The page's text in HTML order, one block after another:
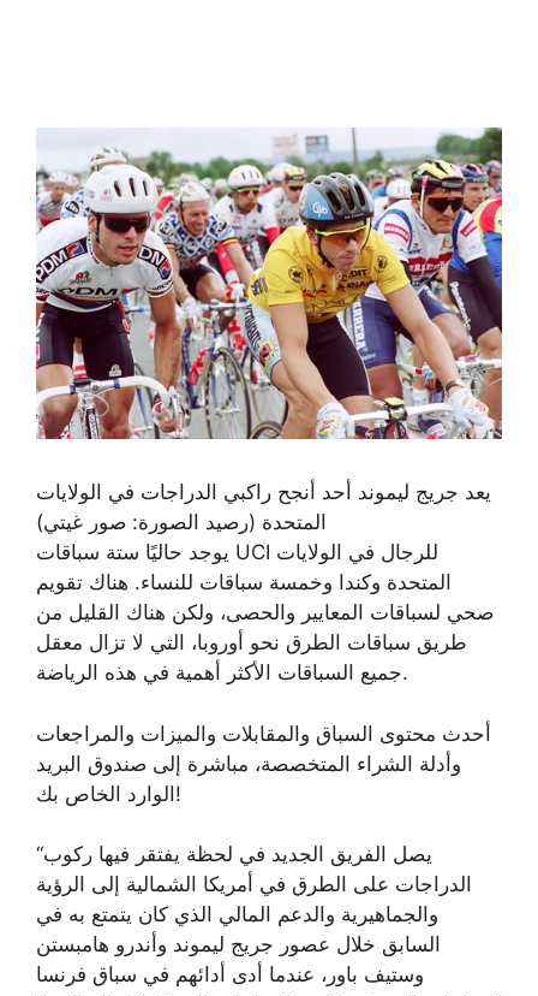
يعد جريج ليموند أحد أنجح راكبي الدراجات في الولايات
المتحدة (رصيد الصورة: صور غيتي)
يوجد حاليًا ستة سباقات UCI للرجال في الولايات
المتحدة وكندا وخمسة سباقات للنساء. هناك تقويم
صحي لسباقات المعايير والحصى، ولكن هناك القليل من
طريق سباقات الطرق نحو أوروبا، التي لا تزال معقل
جميع السباقات الأكثر أهمية في هذه الرياضة.
أحدث محتوى السباق والمقابلات والميزات والمراجعات
وأدلة الشراء المتخصصة، مباشرة إلى صندوق البريد
الوارد الخاص بك!
“يصل الفريق الجديد في لحظة يفتقر فيها ركوب
الدراجات على الطرق في أمريكا الشمالية إلى الرؤية
والجماهيرية والدعم المالي الذي كان يتمتع به في
السابق خلال عصور جريج ليموند وأندرو هامبستن
وستيف باور، عندما أدى أدائهم في سباق فرنسا